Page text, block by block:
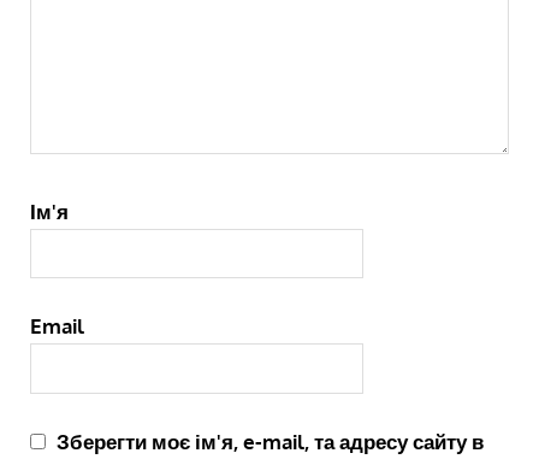
Ім'я
Email
Зберегти моє ім'я, e-mail, та адресу сайту в